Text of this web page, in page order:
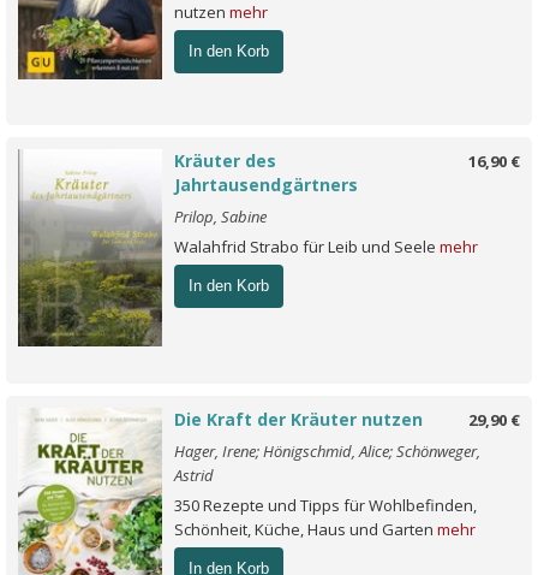
nutzen mehr
In den Korb
16,90 €
Kräuter des
Jahrtausendgärtners
Prilop, Sabine
Walahfrid Strabo für Leib und Seele mehr
In den Korb
29,90 €
Die Kraft der Kräuter nutzen
Hager, Irene; Hönigschmid, Alice; Schönweger,
Astrid
350 Rezepte und Tipps für Wohlbefinden,
Schönheit, Küche, Haus und Garten mehr
In den Korb